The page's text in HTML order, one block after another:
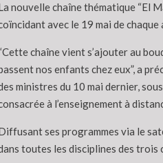
nouvelle chaîne thématique “El
avec le 19 mai de
chaîne vient s’ajouter au
nos enfants chez eux”, a
ministres du 10 mai dernier,
à l’enseignement à
ses programmes via le
toutes les disciplines des trois